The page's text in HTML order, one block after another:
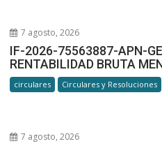
7 agosto, 2026
IF-2026-75563887-APN-
RENTABILIDAD BRUTA
circulares Circulares y Resoluciones
7 agosto, 2026